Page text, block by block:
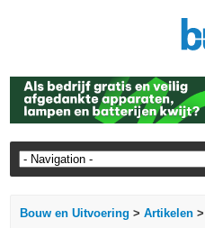
Bouw en Uitvoering >Artikelen